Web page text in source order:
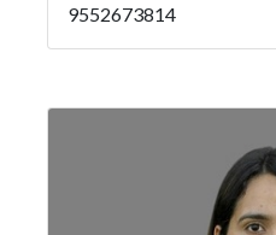
9552673814